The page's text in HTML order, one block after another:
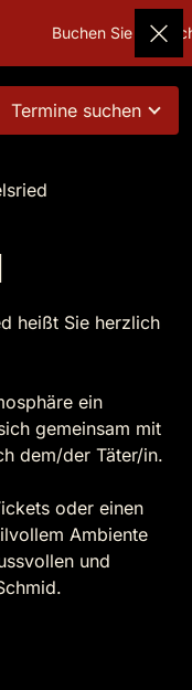
Buchen Sie
Termine suchen
heißt Sie herzlich
ein
gemeinsam mit
dem/der Täter/in.
oder einen
Ambiente
und